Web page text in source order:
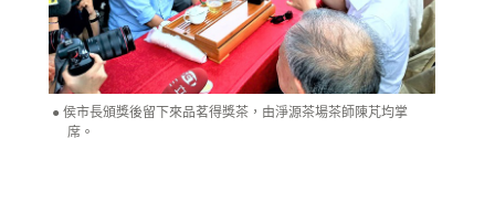
侯市長頒獎後留下來品茗得獎茶，由淨源茶場茶師陳芃均掌
席。